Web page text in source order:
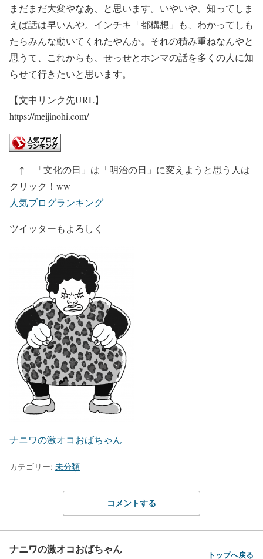
まだまだ大変やなあ、と思います。いやいや、知ってしま
えば話は早いんや。インチキ「都構想」も、わかってしも
たらみんな動いてくれたやんか。それの積み重ねなんやと
思うて、これからも、せっせとホンマの話を多くの人に知
らせて行きたいと思います。
【文中リンク先URL】
https://meijinohi.com/
↑ 「文化の日」は「明治の日」に変えようと思う人は
クリック！ww
人気ブログランキング
ツイッターもよろしく
ナニワの激オコおばちゃん
カテゴリー: 未分類
コメントする
ナニワの激オコおばちゃん トップへ戻る